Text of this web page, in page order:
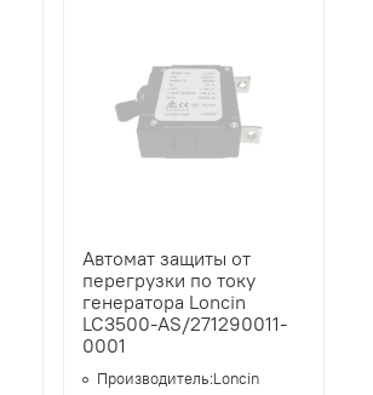
Автомат защиты от
перегрузки по току
генератора Loncin
LC3500-AS/271290011-
0001
Производитель:Loncin